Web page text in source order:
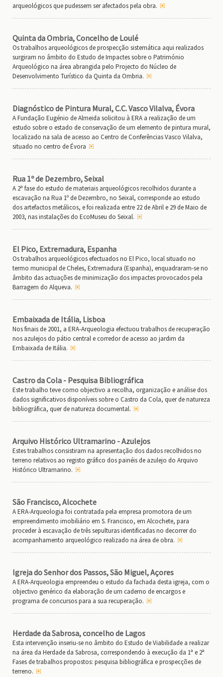
arqueológicos que pudessem ser afectados pela obra.
Quinta da Ombria, Concelho de Loulé
Os trabalhos arqueológicos de prospecção sistemática aqui realizados
surgiram no âmbito do Estudo de Impactes sobre o Património
Arqueológico na área abrangida pelo Projecto do Núcleo de
Desenvolvimento Turístico da Quinta da Ombria.
Diagnóstico de Pintura Mural, C.C. Vasco Vilalva, Évora
A Fundação Eugénio de Almeida solicitou à ERA a realização de um
estudo sobre o estado de conservação de um elemento de pintura mural,
localizado na sala de acesso ao Centro de Conferências Vasco Vilalva,
situado no centro de Évora
Rua 1º de Dezembro, Seixal
A 2ª fase do estudo de materiais arqueológicos recolhidos durante a
escavação na Rua 1º de Dezembro, no Seixal, corresponde ao estudo
dos artefactos metálicos, e foi realizada entre 22 de Abril e 29 de Maio de
2003, nas instalações do EcoMuseu do Seixal.
El Pico, Extremadura, Espanha
Os trabalhos arqueológicos efectuados no El Pico, local situado no
termo municipal de Cheles, Extremadura (Espanha), enquadraram-se no
âmbito das actuações de minimização dos impactes provocados pela
Barragem do Alqueva.
Embaixada de Itália, Lisboa
Nos finais de 2001, a ERA-Arqueologia efectuou trabalhos de recuperação
nos azulejos do pátio central e corredor de acesso ao jardim da
Embaixada de Itália.
Castro da Cola - Pesquisa Bibliográfica
Este trabalho teve como objectivo a recolha, organização e análise dos
dados significativos disponíveis sobre o Castro da Cola, quer de natureza
bibliográfica, quer de natureza documental.
Arquivo Histórico Ultramarino - Azulejos
Estes trabalhos consistiram na apresentação dos dados recolhidos no
terreno relativos ao registo gráfico dos painéis de azulejo do Arquivo
Histórico Ultramarino.
São Francisco, Alcochete
A ERA-Arqueologia foi contratada pela empresa promotora de um
empreendimento imobiliário em S. Francisco, em Alcochete, para
proceder à escavação de três sepulturas identificadas no decorrer do
acompanhamento arqueológico realizado na área de obra.
Igreja do Senhor dos Passos, São Miguel, Açores
A ERA-Arqueologia empreendeu o estudo da fachada desta igreja, com o
objectivo genérico da elaboração de um caderno de encargos e
programa de concursos para a sua recuperação.
Herdade da Sabrosa, concelho de Lagos
Esta intervenção inseriu-se no âmbito do Estudo de Viabilidade a realizar
na área da Herdade da Sabrosa, correspondendo à execução da 1ª e 2ª
Fases de trabalhos propostos: pesquisa bibliográfica e prospecções de
terreno.